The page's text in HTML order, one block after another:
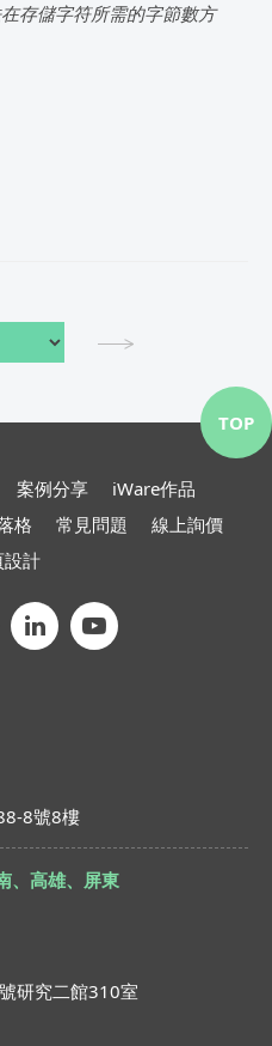
存儲字符所需的字節數方
案例分享
iWare作品
格 常見問題
線上詢價
設計
8號8樓
、高雄、屏東
研究二館310室
TOP